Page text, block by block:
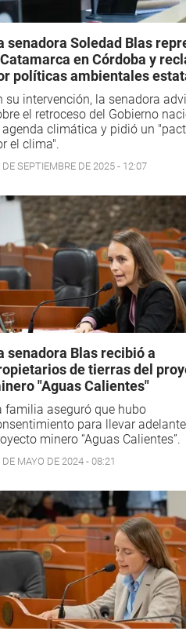
senadora Soledad Blas
en Córdoba y
políticas ambientales
su intervención, la senadora
el retroceso del Gobierno
agenda climática y pidió un
el clima".
DE SEPTIEMBRE DE 2025 - 12:07
senadora Blas recibió a
de tierras del
"Aguas Calientes"
familia aseguró que hubo
para llevar
minero “Aguas Calientes”.
DE MAYO DE 2024 - 08:21